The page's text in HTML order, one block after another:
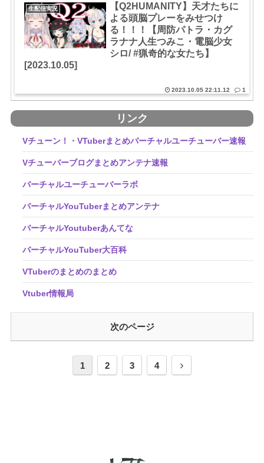
生配信実況
【Q2HUMANITY】天才たちに
よる頭脳プレーをみせつけ
る！！！【周防パトラ・カグ
ラナナ人生つみこ・電脳少女
シロ/ #猟奇的な女たち】
[2023.10.05]
2023.10.05 22:11.12 1
リンク
Vチューン！・VTuberまとめバーチャルユーチューバー速報
Vチューバーブログまとめアンテナ速報
バーチャルユーチューバーラボ
バーチャルYouTuberまとめアンテナ
バーチャルYoutuberあんてな
バーチャルYouTuber大百科
VTuberのまとめのまとめ
Vtuber情報局
次のページ
1 2 3 4